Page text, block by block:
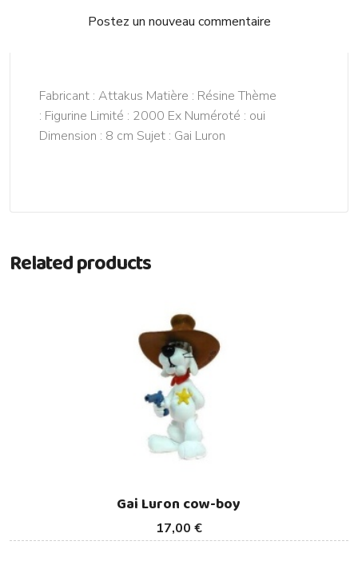
Postez un nouveau commentaire
Fabricant : Attakus Matière : Résine Thème
: Figurine Limité : 2000 Ex Numéroté : oui
Dimension : 8 cm Sujet : Gai Luron
Related products
17,00 €
Gai Luron cow-boy